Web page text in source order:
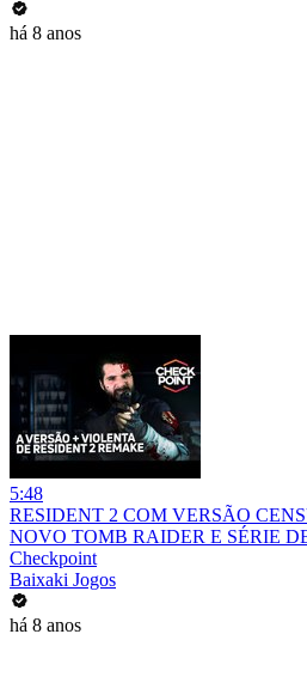
há 8 anos
5:48
RESIDENT 2 COM VERSÃO
NOVO TOMB RAIDER E SÉRIE
Checkpoint
Baixaki Jogos
há 8 anos